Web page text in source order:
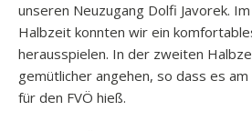
unseren Neuzugang Dolfi Javorek.
Halbzeit konnten wir ein
herausspielen. In der zweiten
gemütlicher angehen, so dass es
für den FVÖ hieß.